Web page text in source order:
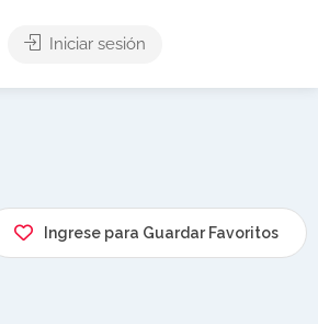
Iniciar sesión
Ingrese para Guardar Favoritos